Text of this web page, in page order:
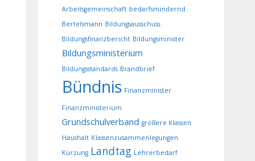
Arbeitsgemeinschaft bedarfsmindernd
Bertelsmann Bildungsausschuss
Bildungsfinanzbericht Bildungsminister
Bildungsministerium
Bildungsstandards Brandbrief
Bündnis Finanzminister
Finanzministerium
Grundschulverband größere Klassen
Haushalt Klassenzusammenlegungen
Kürzung Landtag Lehrerbedarf